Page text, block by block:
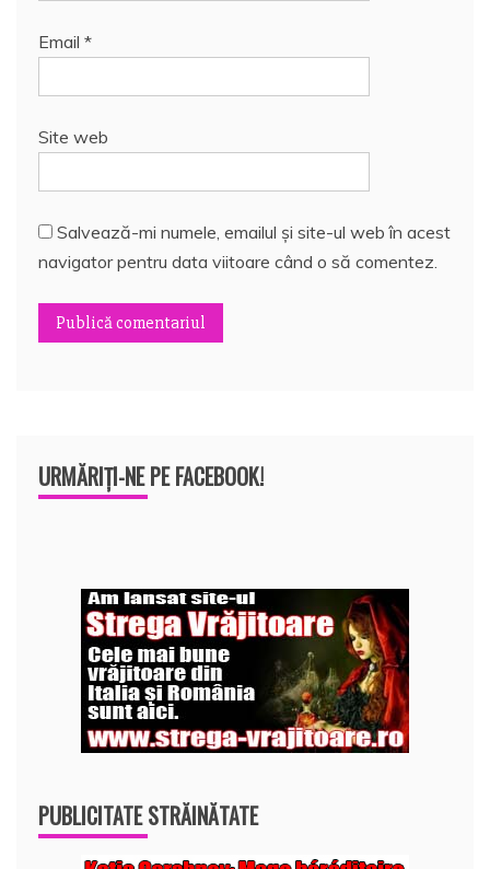
Email *
Site web
Salvează-mi numele, emailul și site-ul web în acest
navigator pentru data viitoare când o să comentez.
URMĂRIȚI-NE PE FACEBOOK!
PUBLICITATE STRĂINĂTATE